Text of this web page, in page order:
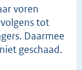
voren
tot
Daarmee
geschaad.